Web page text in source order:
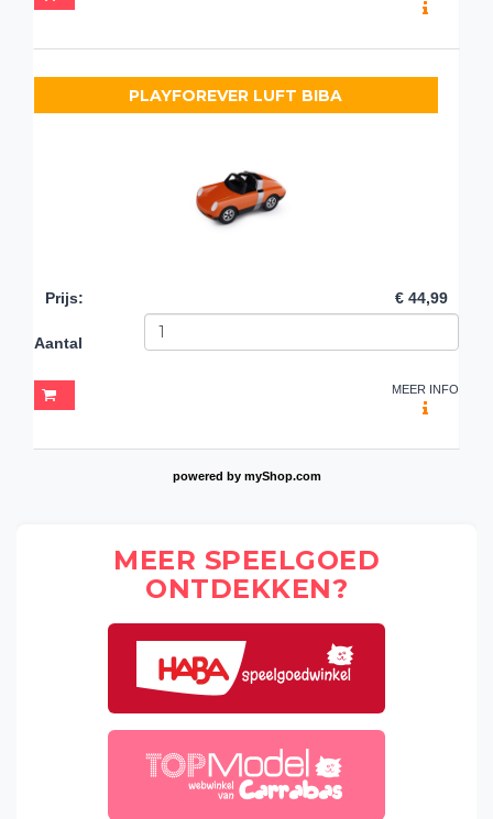
PLAYFOREVER LUFT BIBA
Prijs: € 44,99
Aantal
MEER INFO
powered by myShop.com
MEER SPEELGOED
ONTDEKKEN?